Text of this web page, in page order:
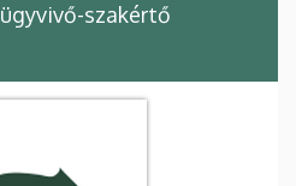
ügyvivő-szakértő